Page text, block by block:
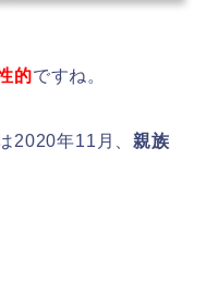
的ですね。
2020年11月、親族